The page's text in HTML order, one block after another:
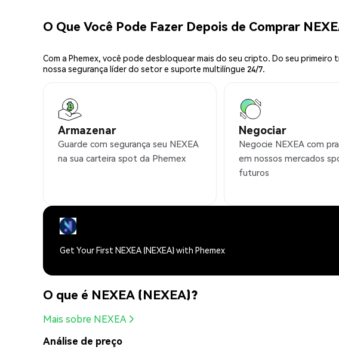
O Que Você Pode Fazer Depois de Comprar
Com a Phemex, você pode desbloquear mais do seu cripto. Do seu
nossa segurança líder do setor e suporte multilíngue 24/7.
Armazenar
Guarde com segurança seu NEXEA
na sua carteira spot da Phemex
Negociar
Negocie NEXEA com
em nossos mercados
futuros
Get Your First NEXEA (NEXEA) with Phemex
O que é NEXEA (NEXEA)?
Mais sobre NEXEA
Análise de preço